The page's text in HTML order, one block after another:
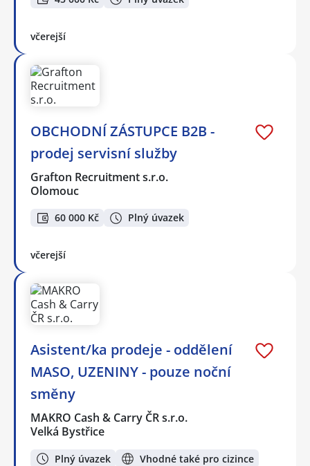
včerejší
OBCHODNÍ ZÁSTUPCE B2B -
prodej servisní služby
Grafton Recruitment s.r.o.
Olomouc
60 000 Kč Plný úvazek
včerejší
Asistent/ka prodeje - oddělení
MASO, UZENINY - pouze noční
směny
MAKRO Cash & Carry ČR s.r.o.
Velká Bystřice
Plný úvazek
Vhodné také pro cizince